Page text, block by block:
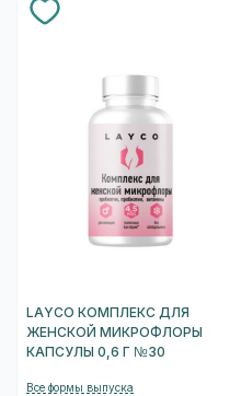
LAYCO КОМПЛЕКС ДЛЯ
ЖЕНСКОЙ МИКРОФЛОРЫ
КАПСУЛЫ 0,6 Г №30
Все формы выпуска